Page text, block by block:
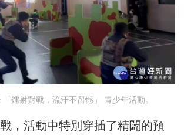
「鐳射對戰，流汗不留憾」 青少年活動。
，活動中特別穿插了精闢的預